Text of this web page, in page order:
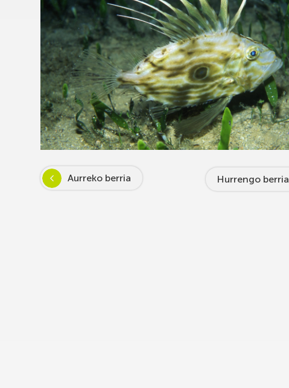
Aurreko berria Hurrengo berria